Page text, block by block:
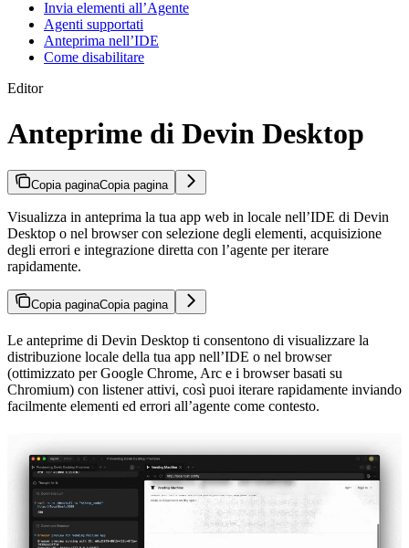
Invia elementi all’Agente
Agenti supportati
Anteprima nell’IDE
Come disabilitare
Editor
Anteprime di Devin Desktop
Copia paginaCopia pagina
Visualizza in anteprima la tua app web in locale nell’IDE di Devin
Desktop o nel browser con selezione degli elementi, acquisizione
degli errori e integrazione diretta con l’agente per iterare
rapidamente.
Copia paginaCopia pagina
Le anteprime di Devin Desktop ti consentono di visualizzare la
distribuzione locale della tua app nell’IDE o nel browser
(ottimizzato per Google Chrome, Arc e i browser basati su
Chromium) con listener attivi, così puoi iterare rapidamente inviando
facilmente elementi ed errori all’agente come contesto.